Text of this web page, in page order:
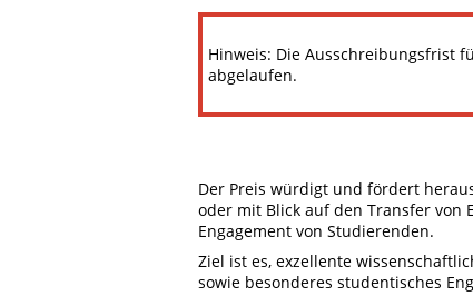
Hinweis: Die Ausschreibungsfrist
abgelaufen.
Der Preis würdigt und fördert
oder mit Blick auf den Transfer von
Engagement von Studierenden.
Ziel ist es, exzellente
sowie besonderes studentisches